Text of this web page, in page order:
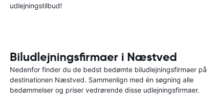
udlejningstilbud!
Biludlejningsfirmaer i Næstved
Nedenfor finder du de bedst bedømte biludlejningsfirmaer på
destinationen Næstved. Sammenlign med én søgning alle
bedømmelser og priser vedrørende disse udlejningsfirmaer.